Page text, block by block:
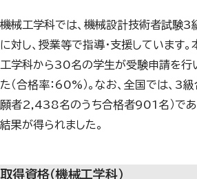
機械工学科では、機械設計技術者試験3
に対し、授業等で指導・支援しています
工学科から30名の学生が受験申請を行い
た（合格率： 60% ）。なお、全国では、 3級
願者2,438名のうち合格者901 名）で
結果が得られました。
取得資格（機械工学科）